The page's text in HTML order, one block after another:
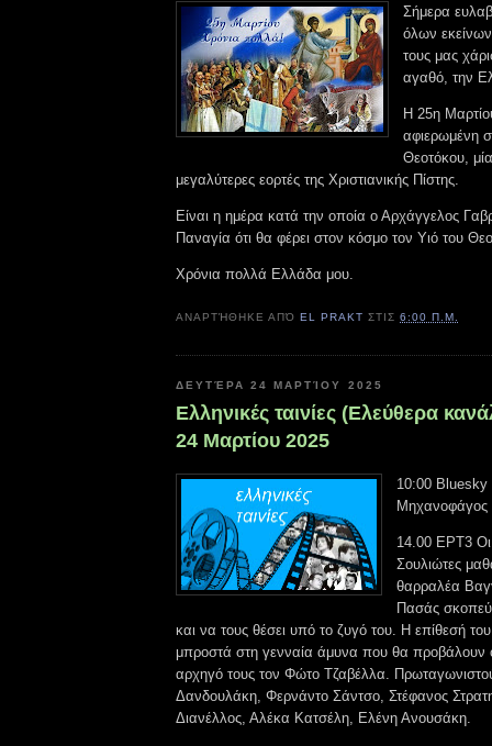
Σήμερα
όλων
τους μας
αγαθό, την
Η 25η
αφιερωμένη
Θεοτόκου,
μεγαλύτερες εορτές της Χριστιανικής Πίστης.
Είναι η ημέρα κατά την οποία ο Αρχάγγελος
Παναγία ότι θα φέρει στον κόσμο τον Υιό του
Χρόνια πολλά Ελλάδα μου.
ΑΝΑΡΤΉΘΗΚΕ ΑΠΌ EL PRAKT ΣΤΙΣ6:00 Π.Μ.
ΔΕΥΤΈΡΑ 24 ΜΑΡΤΊΟΥ 2025
Ελληνικές ταινίες (Ελεύθερα
24 Μαρτίου 2025
10:00 Bluesky
Μηχανοφάγος
14.00 ΕΡΤ3 Οι
Σουλιώτες
θαρραλέα
Πασάς
και να τους θέσει υπό το ζυγό του. Η επίθεσή
μπροστά στη γενναία άμυνα που θα προβάλουν
αρχηγό τους τον Φώτο Τζαβέλλα.
Δανδουλάκη, Φερνάντο Σάντσο, Στέφανος
Διανέλλος, Αλέκα Κατσέλη, Ελένη Ανουσάκη.